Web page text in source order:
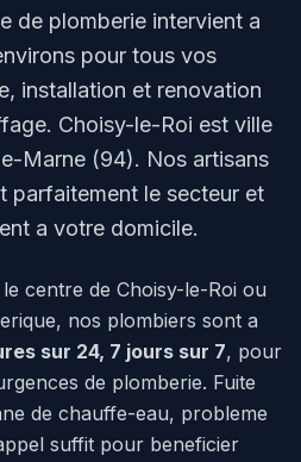
de plomberie intervient a
pour tous vos
installation et renovation
Choisy-le-Roi est ville
Marne (94). Nos artisans
parfaitement le secteur et
a votre domicile.
centre de Choisy-le-Roi ou
nos plombiers sont a
sur 24, 7 jours sur 7, pour
de plomberie. Fuite
de chauffe-eau, probleme
suffit pour beneficier